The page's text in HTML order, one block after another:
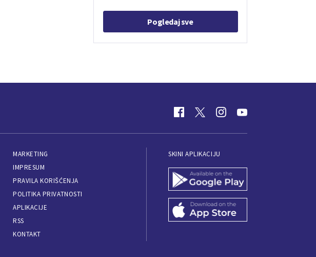
Pogledaj sve
MARKETING
IMPRESUM
PRAVILA KORIŠĆENJA
POLITIKA PRIVATNOSTI
APLIKACIJE
RSS
KONTAKT
SKINI APLIKACIJU